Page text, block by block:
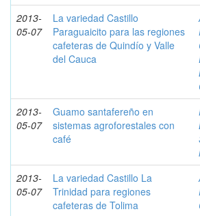
2013-
05-07
La variedad Castillo
Paraguaicito para las regiones
cafeteras de Quindío y Valle
del Cauca
2013-
05-07
Guamo santafereño en
sistemas agroforestales con
café
2013-
05-07
La variedad Castillo La
Trinidad para regiones
cafeteras de Tolima